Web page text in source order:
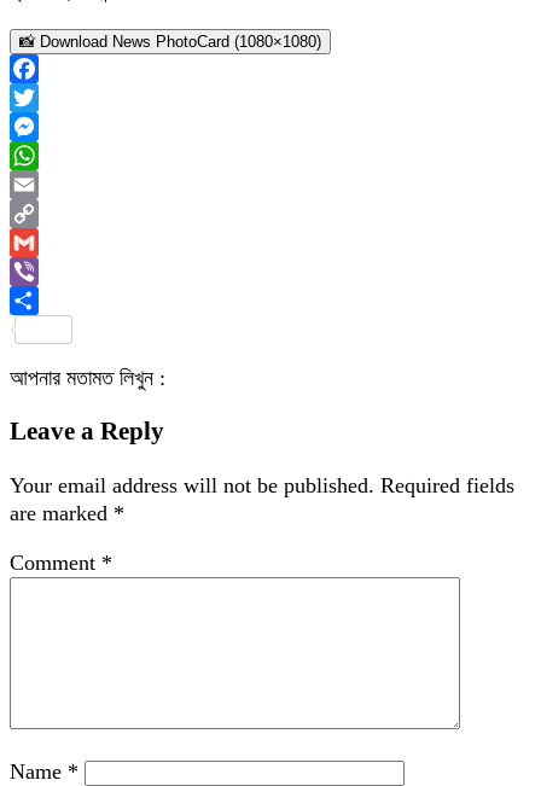
📸 Download News PhotoCard (1080×1080)
Facebook
Twitter
Messenger
WhatsApp
Email
Copy
Link
Gmail
Viber
আপনার মতামত লিখুন :
Leave a Reply
Your email address will not be published. Required fields
are marked *
Comment *
Name *